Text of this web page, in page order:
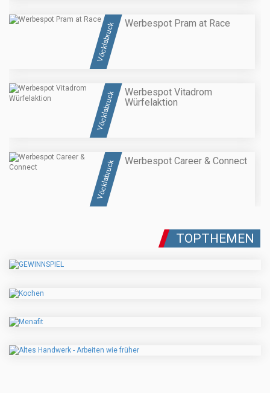
Vöcklabruck Werbespot Pram at Race
Vöcklabruck
Werbespot Vitadrom
Würfelaktion
Vöcklabruck Werbespot Career & Connect
TOPTHEMEN